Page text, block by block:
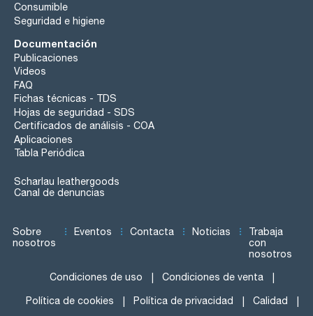
Consumible
Seguridad e higiene
Documentación
Publicaciones
Videos
FAQ
Fichas técnicas - TDS
Hojas de seguridad - SDS
Certificados de análisis - COA
Aplicaciones
Tabla Periódica
Scharlau leathergoods
Canal de denuncias
Sobre
nosotros
Eventos Contacta Noticias
Trabaja
con
nosotros
Condiciones de uso Condiciones de venta
Política de cookies Política de privacidad Calidad